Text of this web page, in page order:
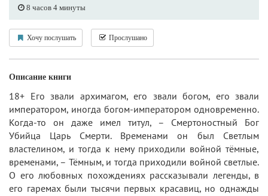
8 часов 4 минуты
Хочу послушать Прослушано
Описание книги
18+ Его звали архимагом, его звали богом, его звали
императором, иногда богом-императором одновременно.
Когда-то он даже имел титул, – Смертоностный Бог
Убийца Царь Смерти. Временами он был Светлым
властелином, и тогда к нему приходили войной тёмные,
временами, – Тёмным, и тогда приходили войной светлые.
О его любовных похождениях рассказывали легенды, в
его гаремах были тысячи первых красавиц, но однажды